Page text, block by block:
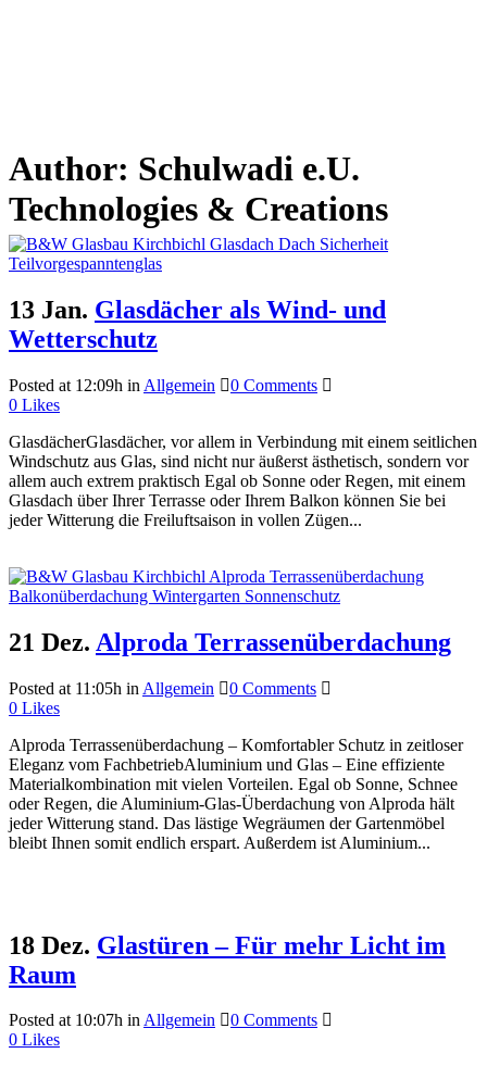
Author: Schulwadi e.U.
Technologies & Creations
13 Jan. Glasdächer als Wind- und
Wetterschutz
Posted at 12:09h in Allgemein
0 Comments
0 Likes
GlasdächerGlasdächer, vor allem in Verbindung mit einem seitlichen
Windschutz aus Glas, sind nicht nur äußerst ästhetisch, sondern vor
allem auch extrem praktisch Egal ob Sonne oder Regen, mit einem
Glasdach über Ihrer Terrasse oder Ihrem Balkon können Sie bei
jeder Witterung die Freiluftsaison in vollen Zügen...
21 Dez. Alproda Terrassenüberdachung
Posted at 11:05h in Allgemein
0 Comments
0 Likes
Alproda Terrassenüberdachung – Komfortabler Schutz in zeitloser
Eleganz vom FachbetriebAluminium und Glas – Eine effiziente
Materialkombination mit vielen Vorteilen. Egal ob Sonne, Schnee
oder Regen, die Aluminium-Glas-Überdachung von Alproda hält
jeder Witterung stand. Das lästige Wegräumen der Gartenmöbel
bleibt Ihnen somit endlich erspart. Außerdem ist Aluminium...
18 Dez. Glastüren – Für mehr Licht im
Raum
Posted at 10:07h inAllgemein
0 Comments
0 Likes